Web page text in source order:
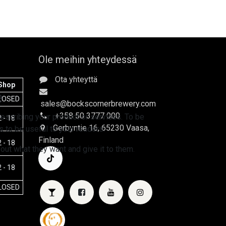
- 18
- 18
- 18
Ole meihin yhteydessä
Ota yhteyttä
sales@bockscornerbrewery.com
+358 50 3777 000
Gerbyntie 16, 65230 Vaasa,
Finland
your product or services. To be
to be useful to your readers.
what they want and give it to them.